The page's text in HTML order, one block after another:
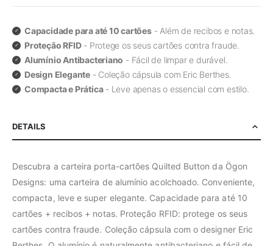
Capacidade para até 10 cartões- Além de recibos e notas.
Proteção RFID- Protege os seus cartões contra fraude.
Alumínio Antibacteriano - Fácil de limpar e durável.
Design Elegante- Coleção cápsula com Eric Berthes.
Compacta e Prática- Leve apenas o essencial com estilo.
DETAILS
Descubra a carteira porta-cartões Quilted Button da Ögon
Designs: uma carteira de alumínio acolchoado. Conveniente,
compacta, leve e super elegante. Capacidade para até 10
cartões + recibos + notas. Proteção RFID: protege os seus
cartões contra fraude. Coleção cápsula com o designer Eric